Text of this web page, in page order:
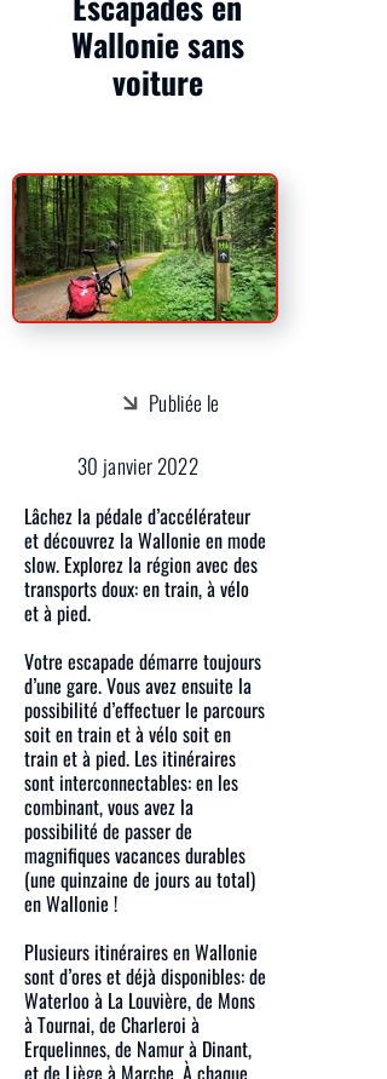
Wallonie sans
voiture
Publiée le
30 janvier 2022
Lâchez la pédale d’accélérateur
et découvrez la Wallonie en mode
slow. Explorez la région avec des
transports doux: en train, à vélo
et à pied.
Votre escapade démarre toujours
d’une gare. Vous avez ensuite la
possibilité d’effectuer le parcours
soit en train et à vélo soit en
train et à pied. Les itinéraires
sont interconnectables: en les
combinant, vous avez la
possibilité de passer de
magnifiques vacances durables
(une quinzaine de jours au total)
en Wallonie !
Plusieurs itinéraires en Wallonie
sont d’ores et déjà disponibles: de
Waterloo à La Louvière, de Mons
à Tournai, de Charleroi à
Erquelinnes, de Namur à Dinant,
et de Liège à Marche. À chaque